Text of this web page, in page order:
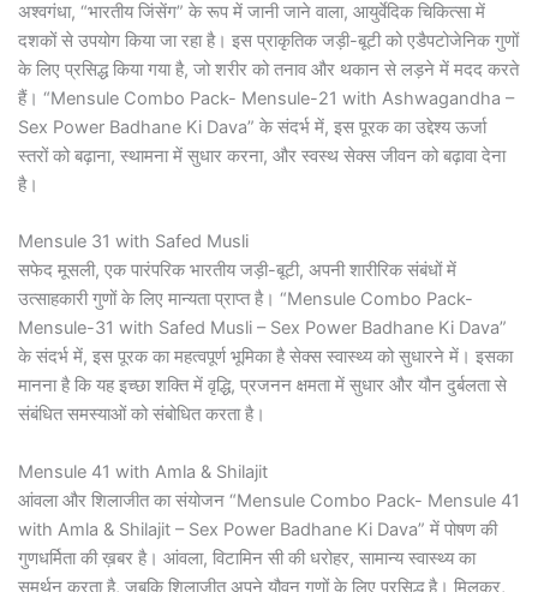
अश्वगंधा, “भारतीय जिंसेंग” के रूप में जानी जाने वाला, आयुर्वेदिक चिकित्सा में
दशकों से उपयोग किया जा रहा है। इस प्राकृतिक जड़ी-बूटी को एडैपटोजेनिक गुणों
के लिए प्रसिद्ध किया गया है, जो शरीर को तनाव और थकान से लड़ने में मदद करते
हैं। “Mensule Combo Pack- Mensule-21 with Ashwagandha –
Sex Power Badhane Ki Dava” के संदर्भ में, इस पूरक का उद्देश्य ऊर्जा
स्तरों को बढ़ाना, स्थामना में सुधार करना, और स्वस्थ सेक्स जीवन को बढ़ावा देना
है।
Mensule 31 with Safed Musli
सफेद मूसली, एक पारंपरिक भारतीय जड़ी-बूटी, अपनी शारीरिक संबंधों में
उत्साहकारी गुणों के लिए मान्यता प्राप्त है। “Mensule Combo Pack-
Mensule-31 with Safed Musli – Sex Power Badhane Ki Dava”
के संदर्भ में, इस पूरक का महत्वपूर्ण भूमिका है सेक्स स्वास्थ्य को सुधारने में। इसका
मानना है कि यह इच्छा शक्ति में वृद्धि, प्रजनन क्षमता में सुधार और यौन दुर्बलता से
संबंधित समस्याओं को संबोधित करता है।
Mensule 41 with Amla & Shilajit
आंवला और शिलाजीत का संयोजन “Mensule Combo Pack- Mensule 41
with Amla & Shilajit – Sex Power Badhane Ki Dava” में पोषण की
गुणधर्मिता की ख़बर है। आंवला, विटामिन सी की धरोहर, सामान्य स्वास्थ्य का
समर्थन करता है, जबकि शिलाजीत अपने यौवन गुणों के लिए प्रसिद्ध है। मिलकर,